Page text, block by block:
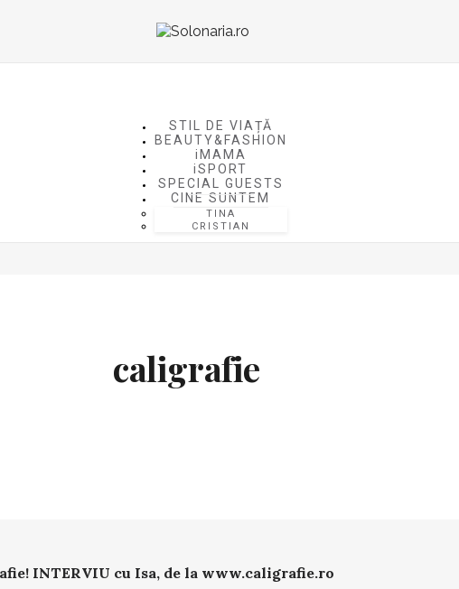
STIL DE VIAȚĂ
BEAUTY&FASHION
iMAMA
iSPORT
SPECIAL GUESTS
CINE SUNTEM
TINA
CRISTIAN
caligrafie
INTERVIU cu Isa, de la www.caligrafie.ro